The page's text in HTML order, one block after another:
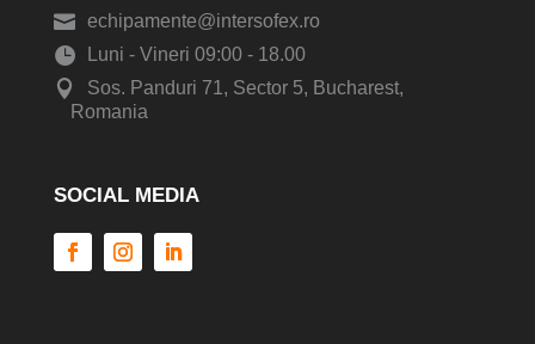
echipamente@intersofex.ro
Luni - Vineri 09:00 - 18.00
Sos. Panduri 71, Sector 5, Bucharest,
Romania
SOCIAL MEDIA